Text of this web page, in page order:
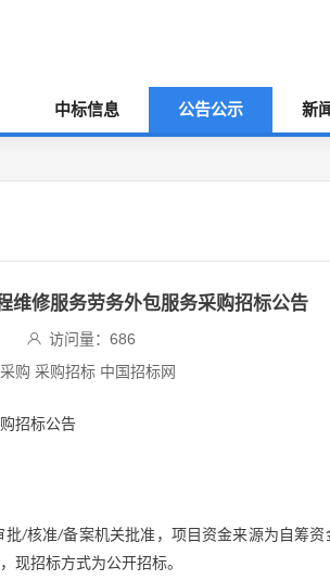
中标信息 公告公示 新
维修服务劳务外包服务采购招标公告
访问量：686
购 采购招标 中国招标网
招标公告
批/核准/备案机关批准，项目资金来源为自筹资
现招标方式为公开招标。